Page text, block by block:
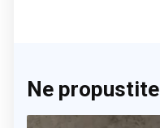
Ne propustite